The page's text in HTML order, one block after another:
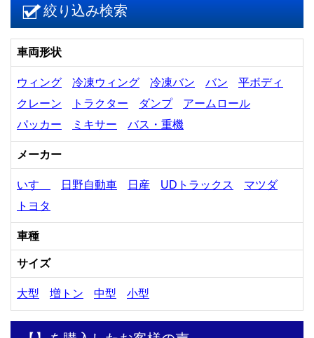
絞り込み検索
車両形状
ウィング 冷凍ウィング 冷凍バン バン
平ボディ
クレーン
トラクター ダンプ
アームロール
パッカー
ミキサー バス・重機
メーカー
いすゞ 日野自動車 日産 UDトラックス
マツダ
トヨタ
車種
サイズ
大型 増トン 中型 小型